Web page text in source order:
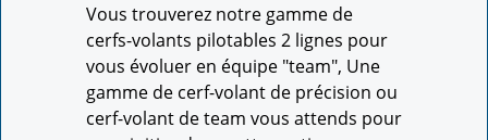
Vous trouverez notre gamme de
cerfs-volants pilotables 2 lignes pour
vous évoluer en équipe "team", Une
gamme de cerf-volant de précision ou
cerf-volant de team vous attends pour